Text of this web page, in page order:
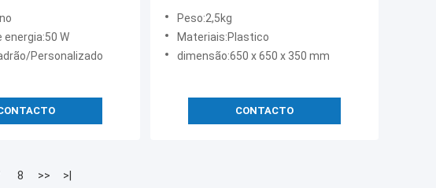
para ambientes
energia:50 W
Personalizado
peso de 35 kg
Peso:2,5kg
Materiais:Plastico
dimensão:650 x 650 x 350 mm
CONTACTO
8 >> >|